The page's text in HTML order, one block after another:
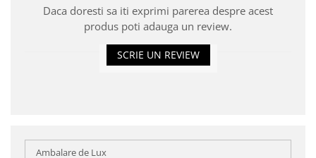
Daca doresti sa iti exprimi parerea despre acest
produs poti adauga un review.
SCRIE UN REVIEW
Ambalare de Lux